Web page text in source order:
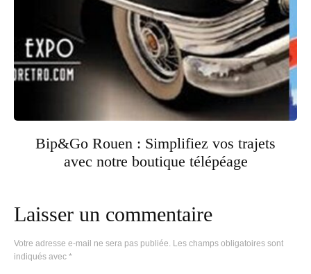
Bip&Go Rouen : Simplifiez vos trajets
avec notre boutique télépéage
Laisser un commentaire
Votre adresse e-mail ne sera pas publiée. Les champs obligatoires sont
indiqués avec *